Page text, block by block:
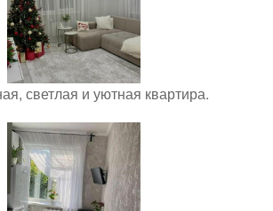
светлая и уютная квартира.